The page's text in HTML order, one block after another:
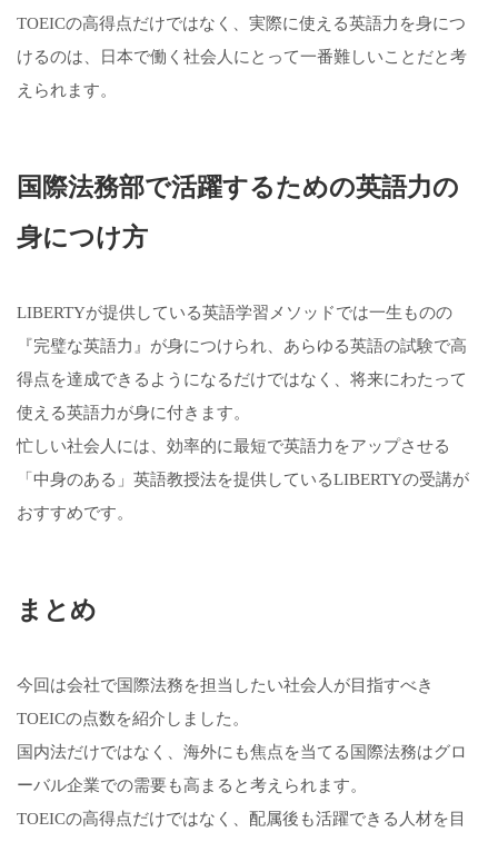
TOEICの高得点だけではなく、実際に使える英語力を身につ
けるのは、日本で働く社会人にとって一番難しいことだと考
えられます。
国際法務部で活躍するための英語力の
身につけ方
LIBERTYが提供している英語学習メソッドでは一生ものの
『完璧な英語力』が身につけられ、あらゆる英語の試験で高
得点を達成できるようになるだけではなく、将来にわたって
使える英語力が身に付きます。
忙しい社会人には、効率的に最短で英語力をアップさせる
「中身のある」英語教授法を提供しているLIBERTYの受講が
おすすめです。
まとめ
今回は会社で国際法務を担当したい社会人が目指すべき
TOEICの点数を紹介しました。
国内法だけではなく、海外にも焦点を当てる国際法務はグロ
ーバル企業での需要も高まると考えられます。
TOEICの高得点だけではなく、配属後も活躍できる人材を目